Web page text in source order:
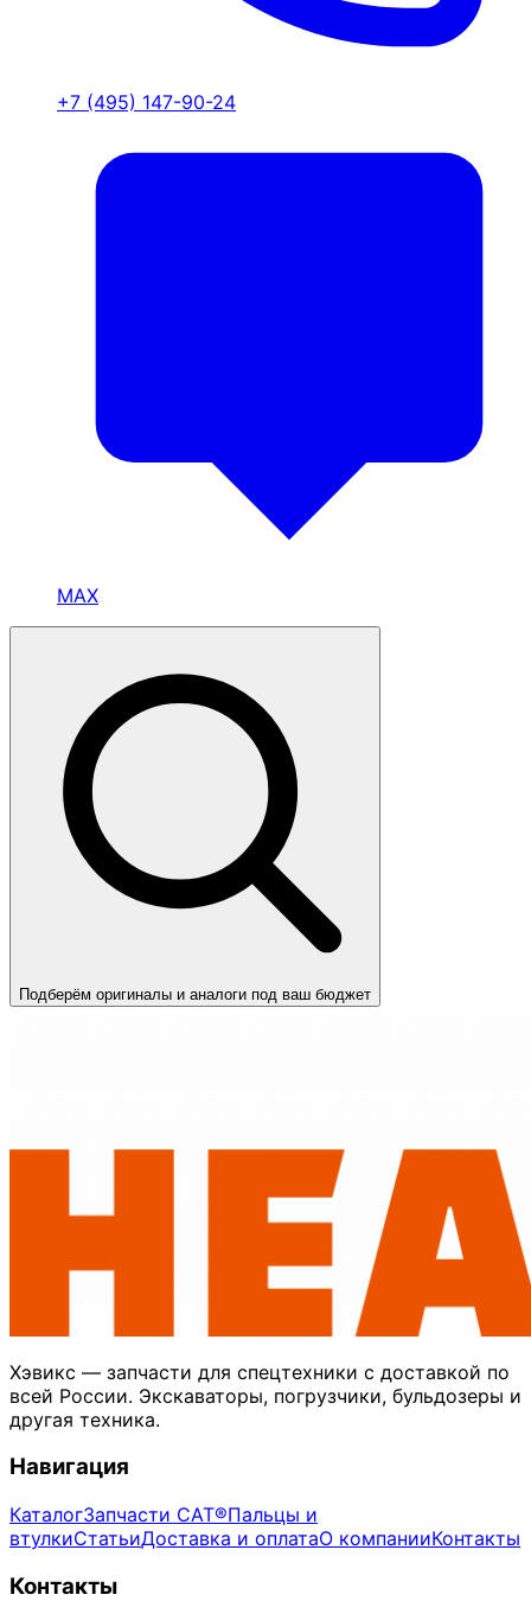
+7 (495) 147-90-24
MAX
Подберём оригиналы и аналоги под ваш бюджет
Хэвикс — запчасти для спецтехники с доставкой по
всей России. Экскаваторы, погрузчики, бульдозеры и
другая техника.
Навигация
КаталогЗапчасти CAT®Пальцы и
втулкиСтатьиДоставка и оплатаО компанииКонтакты
Контакты